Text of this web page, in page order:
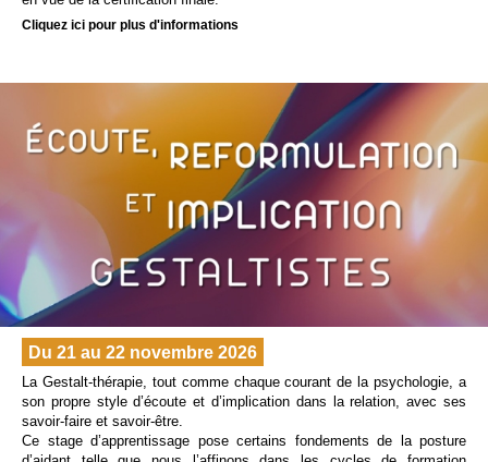
Cliquez ici pour plus d'informations
Du 21 au 22 novembre 2026
La Gestalt-thérapie, tout comme chaque courant de la psychologie, a
son propre style d’écoute et d’implication dans la relation, avec ses
savoir-faire et savoir-être.
Ce stage d’apprentissage pose certains fondements de la posture